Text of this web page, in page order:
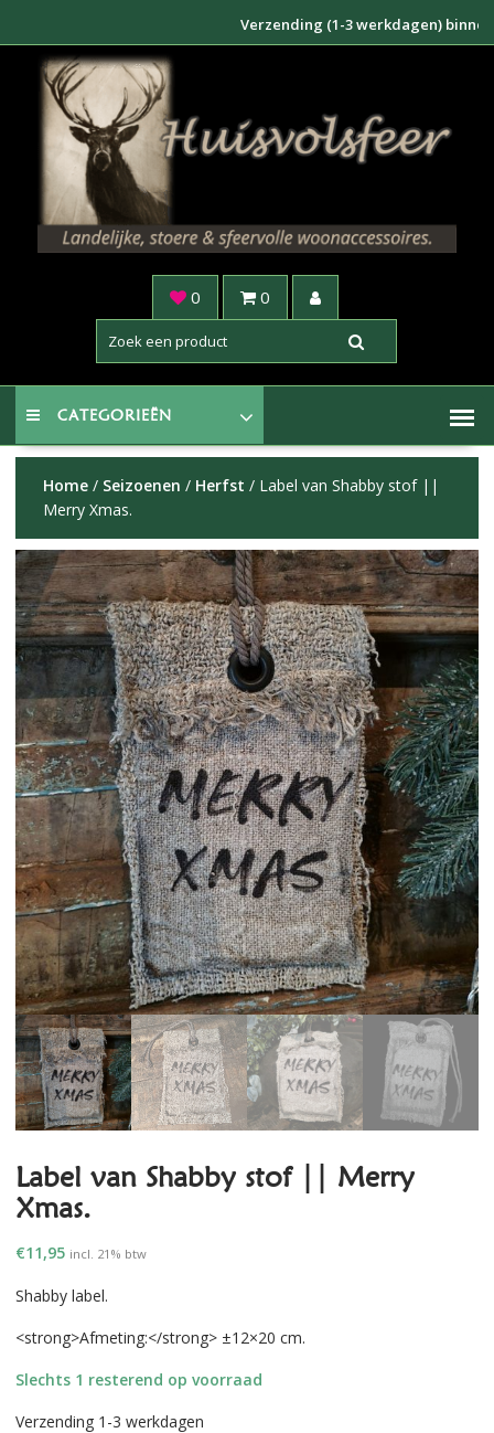
inhoud
Verzending (1-3 werkdagen) binnen
0 0
CATEGORIEËN
Home/ Seizoenen / Herfst / Label van Shabby stof ||
Merry Xmas.
Label van Shabby stof || Merry
Xmas.
€11,95 incl. 21% btw
Shabby label.
<strong>Afmeting:</strong> ±12×20 cm.
Slechts 1 resterend op voorraad
Verzending 1-3 werkdagen